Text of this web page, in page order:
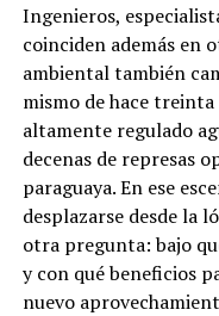
Ingenieros,
coinciden además en
ambiental también
mismo de hace
altamente regulado
decenas de represas
paraguaya. En ese
desplazarse desde la
otra pregunta: bajo
y con qué beneficios
nuevo